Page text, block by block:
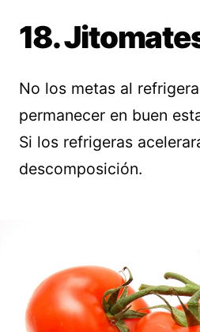
18.
No los metas al
permanecer en buen
Si los refrigeras
descomposición.